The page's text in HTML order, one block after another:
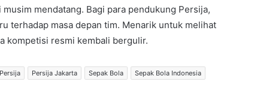
mendatang. Bagi para pendukung Persija,
terhadap masa depan tim. Menarik untuk melihat
kompetisi resmi kembali bergulir.
Persija Persija Jakarta Sepak Bola
Sepak Bola Indonesia